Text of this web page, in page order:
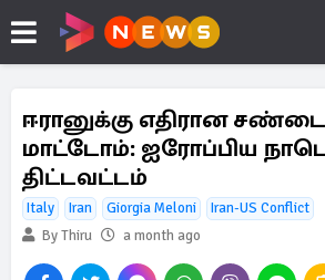
ஈரானுக்கு எதிரான
மாட்டோம்: ஐரோப்பிய
திட்டவட்டம்
Italy Iran Giorgia Meloni
Iran-US Conflict
By Thiru
a month ago